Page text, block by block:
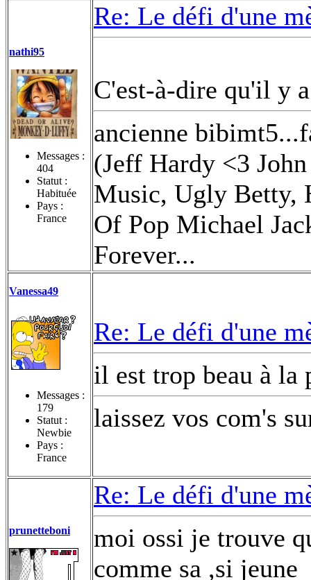
nathi95
Messages :
404
Statut :
Habituée
Pays :
France
Re: Le défi d'une
C'est-à-dire qu'il y
ancienne
(Jeff Hardy <3
Music, Ugly Betty,
Of Pop Michael
Forever...
Vanessa49
Messages :
179
Statut :
Newbie
Pays :
France
Re: Le défi d'une
il est trop beau à
laissez vos com's
prunetteboni
Re: Le défi d'une
moi ossi je trouve
comme sa ,si jeune